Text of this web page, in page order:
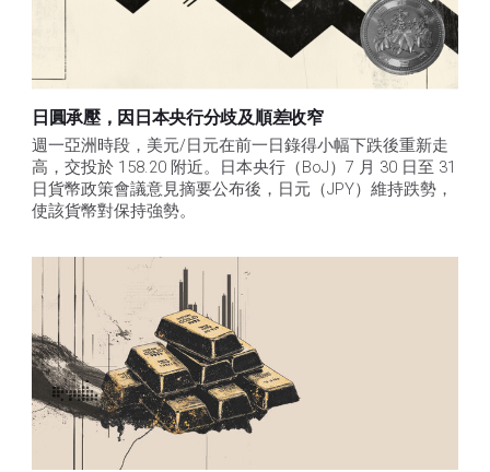
日圓承壓，因日本央行分歧及順差收窄
週一亞洲時段，美元/日元在前一日錄得小幅下跌後重新走
高，交投於 158.20 附近。日本央行（BoJ）7 月 30 日至 31
日貨幣政策會議意見摘要公布後，日元（JPY）維持跌勢，
使該貨幣對保持強勢。